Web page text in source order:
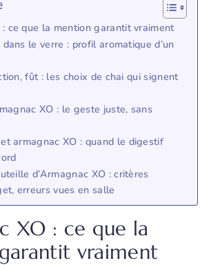
ce que la mention garantit vraiment
le verre : profil aromatique d’un
fût : les choix de chai qui signent
XO : le geste juste, sans
armagnac XO : quand le digestif
d’Armagnac XO : critères
erreurs vues en salle
XO : ce que la
vraiment